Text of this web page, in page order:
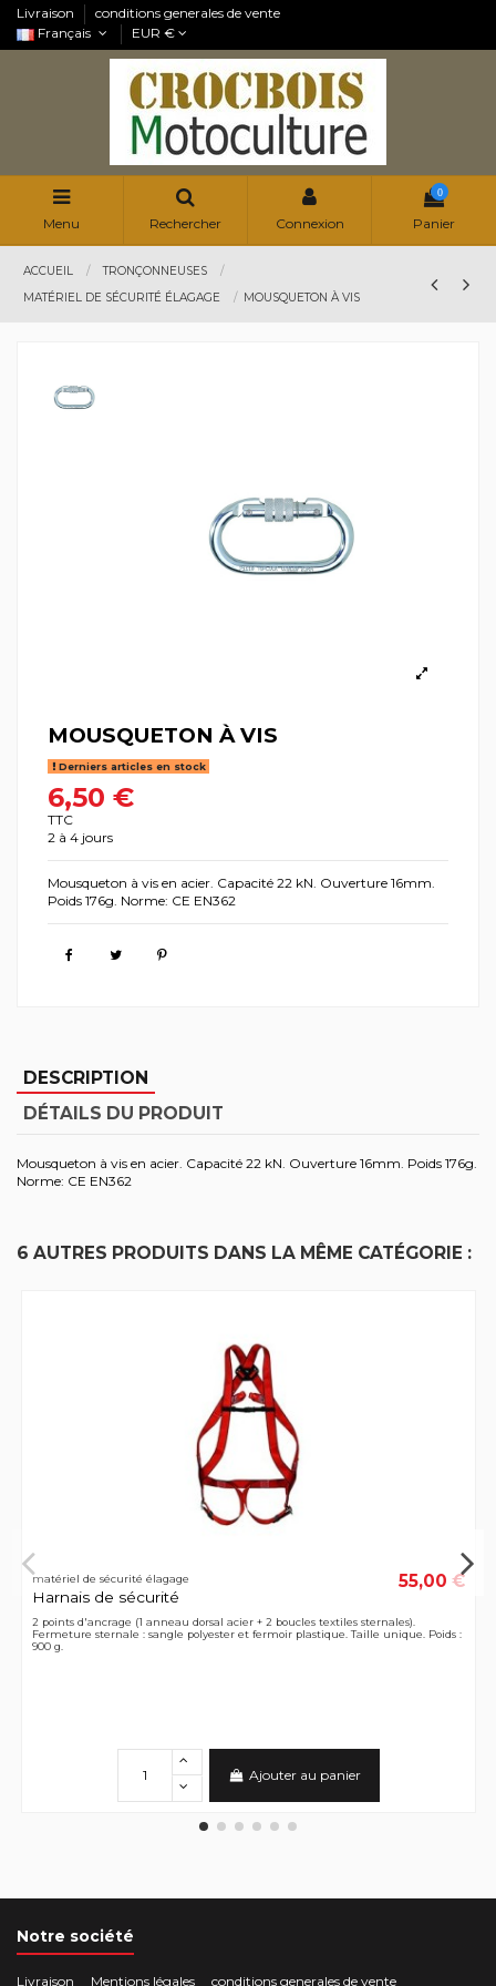
Livraison
conditions generales de vente
Français
EUR €
Menu Rechercher Connexion
0
Panier
ACCUEIL
TRONÇONNEUSES
MATÉRIEL DE SÉCURITÉ ÉLAGAGE
MOUSQUETON À VIS
MOUSQUETON À VIS
Derniers articles en stock
6,50 €
TTC
2 à 4 jours
Mousqueton à vis en acier. Capacité 22 kN. Ouverture 16mm.
Poids 176g. Norme: CE EN362
DESCRIPTION
DÉTAILS DU PRODUIT
Mousqueton à vis en acier. Capacité 22 kN. Ouverture 16mm. Poids 176g.
Norme: CE EN362
6 AUTRES PRODUITS DANS LA MÊME CATÉGORIE :
matériel de sécurité élagage
Harnais de sécurité
55,00 €
2 points d'ancrage (1 anneau dorsal acier + 2 boucles textiles sternales).
Fermeture sternale : sangle polyester et fermoir plastique. Taille unique. Poids :
900 g.
Ajouter au panier
Notre société
Livraison Mentions légales conditions generales de vente